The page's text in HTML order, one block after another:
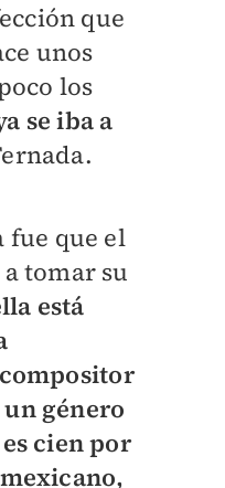
que
unos
los
se iba a
fue que el
tomar su
está
género
cien por